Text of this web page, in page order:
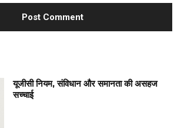
यूजीसी नियम, संविधान और समानता की असहज
सच्चाई